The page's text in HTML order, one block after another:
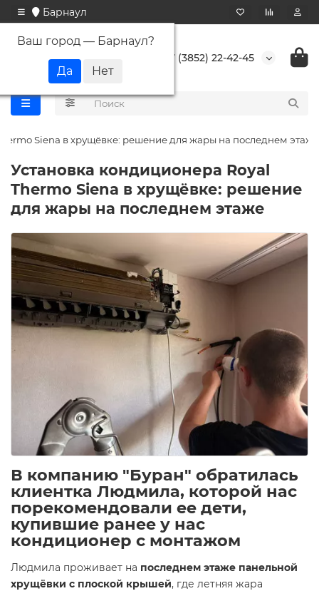
Барнаул
Ваш город — Барнаул?
+7 (3852) 22-42-45
Siena в хрущёвке: решение для жары на последнем этаже
Установка кондиционера Royal
Thermo Siena в хрущёвке: решение
для жары на последнем этаже
В компанию "Буран" обратилась
клиентка Людмила, которой нас
порекомендовали ее дети,
купившие ранее у нас
кондиционер с монтажом
Людмила проживает на последнем этаже панельной
хрущёвки с плоской крышей, где летняя жара